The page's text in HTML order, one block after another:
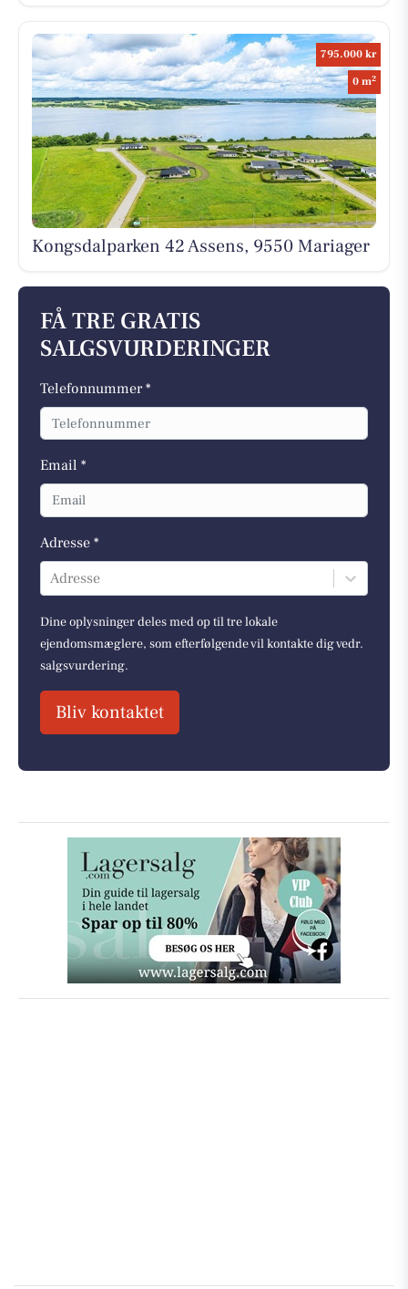
795.000 kr
0 m2
Kongsdalparken 42 Assens, 9550 Mariager
FÅ TRE GRATIS
SALGSVURDERINGER
Telefonnummer *
Email *
Adresse *
Adresse
Dine oplysninger deles med op til tre lokale
ejendomsmæglere, som efterfølgende vil kontakte dig vedr.
salgsvurdering.
Bliv kontaktet